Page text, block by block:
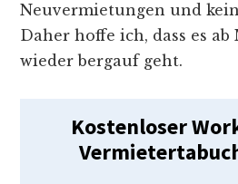
Neuvermietungen und
Daher hoffe ich, dass es
wieder bergauf geht.
Kostenloser